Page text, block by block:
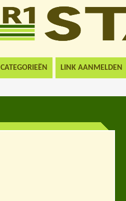
CATEGORIEËN LINK AANMELDEN